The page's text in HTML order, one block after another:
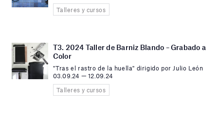
Talleres y cursos
T3. 2024 Taller de Barniz Blando – Grabado a
Color
"Tras el rastro de la huella" dirigido por Julio León
03.09.24 — 12.09.24
Talleres y cursos